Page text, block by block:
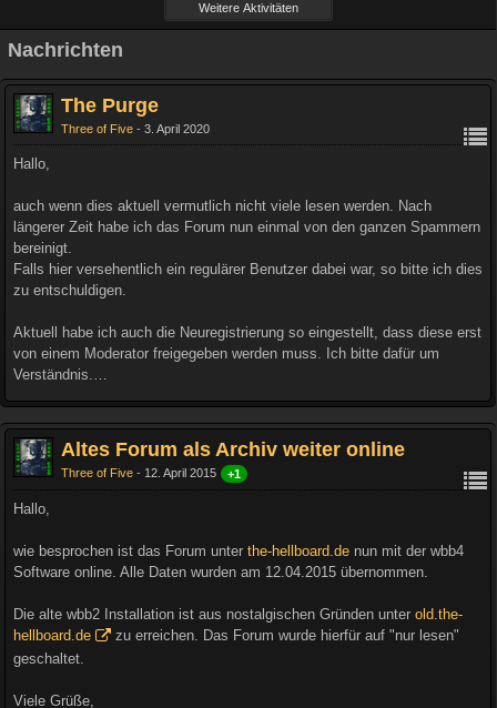
Weitere Aktivitäten
Nachrichten
The Purge
Three of Five 3. April 2020
Hallo,
auch wenn dies aktuell vermutlich nicht viele lesen werden. Nach
längerer Zeit habe ich das Forum nun einmal von den ganzen Spammern
bereinigt.
Falls hier versehentlich ein regulärer Benutzer dabei war, so bitte ich dies
zu entschuldigen.
Aktuell habe ich auch die Neuregistrierung so eingestellt, dass diese erst
von einem Moderator freigegeben werden muss. Ich bitte dafür um
Verständnis.…
Altes Forum als Archiv weiter online
Three of Five 12. April 2015 +1
Hallo,
wie besprochen ist das Forum unter the-hellboard.de nun mit der wbb4
Software online. Alle Daten wurden am 12.04.2015 übernommen.
Die alte wbb2 Installation ist aus nostalgischen Gründen unter old.the-
hellboard.de
zu erreichen. Das Forum wurde hierfür auf "nur lesen"
geschaltet.
Viele Grüße,